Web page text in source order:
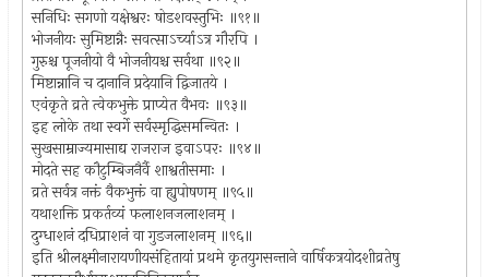
सनिधिः सगणो यक्षेश्वरः षोडशवस्तुभिः ॥९१॥
भोजनीयः सुमिष्टान्नैः सवत्साऽर्च्याऽत्र गौरपि ।
गुरुश्च पूजनीयो वै भोजनीयश्च सर्वथा ॥९२॥
मिष्टान्नानि च दानानि प्रदेयानि द्विजातये ।
एवंकृते व्रते त्वेकभुक्ते प्राप्येत वैभवः ॥९३॥
इह लोके तथा स्वर्गे सर्वस्मृद्धिसमन्वितः ।
सुखसाम्राज्यमासाद्य राजराज इवाऽपरः ॥९४॥
मोदते सह कौटुम्बिजनैर्वै शाश्वतीसमाः ।
व्रते सर्वत्र नक्तं वैकभुक्तं वा ह्युपोषणम् ॥९५॥
यथाशक्ति प्रकर्तव्यं फलाशनजलाशनम् ।
दुग्धाशनं दधिप्राशनं वा गुडजलाशनम् ॥९६॥
इति श्रीलक्ष्मीनारायणीयसंहितायां प्रथमे कृतयुगसन्ताने वार्षिकत्रयोदशीव्रतेषु